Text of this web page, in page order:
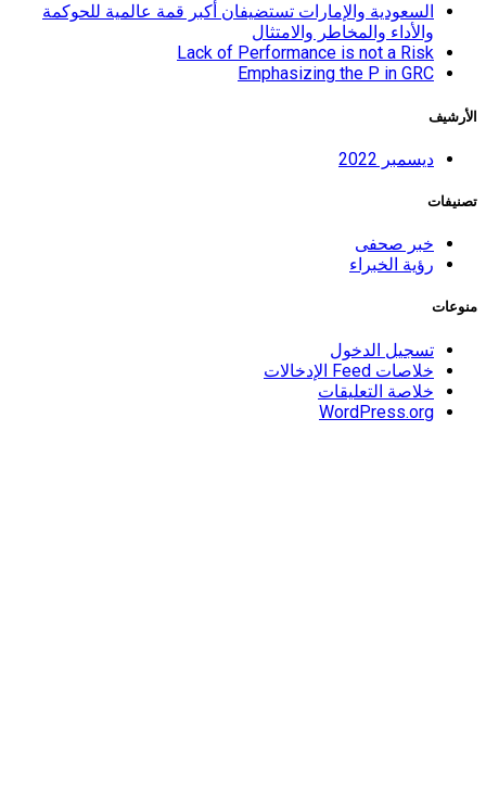
السعودية والإمارات تستضيفان أكبر قمة عالمية للحوكمة
والأداء والمخاطر والامتثال
Lack of Performance is not a Risk
Emphasizing the P in GRC
الأرشيف
ديسمبر 2022
تصنيفات
خبر صحفى
رؤية الخبراء
منوعات
تسجيل الدخول
خلاصات Feed الإدخالات
خلاصة التعليقات
WordPress.org